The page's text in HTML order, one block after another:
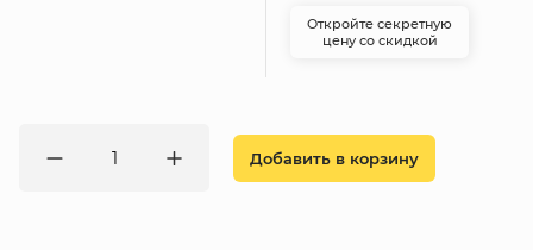
Откройте секретную
цену со скидкой
Добавить в корзину